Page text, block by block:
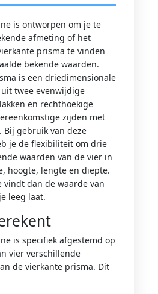
is ontworpen om je te
afmeting of het
prisma te vinden
bekende waarden.
is een driedimensionale
twee evenwijdige
en rechthoekige
zijden met
Bij gebruik van deze
je de flexibiliteit om drie
waarden van de vier in
hoogte, lengte en diepte.
vindt dan de waarde van
leeg laat.
is specifiek afgestemd op
vier verschillende
de vierkante prisma. Dit